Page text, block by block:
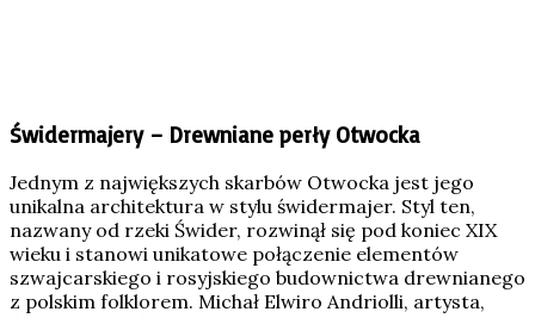
Świdermajery – Drewniane perły Otwocka
Jednym z największych skarbów Otwocka jest jego
unikalna architektura w stylu świdermajer. Styl ten,
nazwany od rzeki Świder, rozwinął się pod koniec XIX
wieku i stanowi unikatowe połączenie elementów
szwajcarskiego i rosyjskiego budownictwa drewnianego
z polskim folklorem. Michał Elwiro Andriolli, artysta,